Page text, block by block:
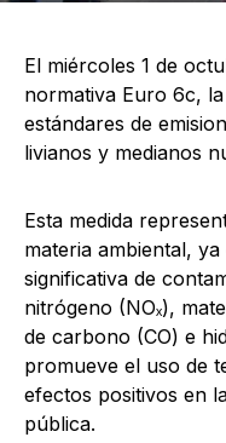
El miércoles 1 de
normativa Euro 6c,
estándares de
livianos y medianos
Esta medida
materia ambiental,
significativa de
nitrógeno (NOₓ),
de carbono (CO) e
promueve el uso de
efectos positivos en
pública.